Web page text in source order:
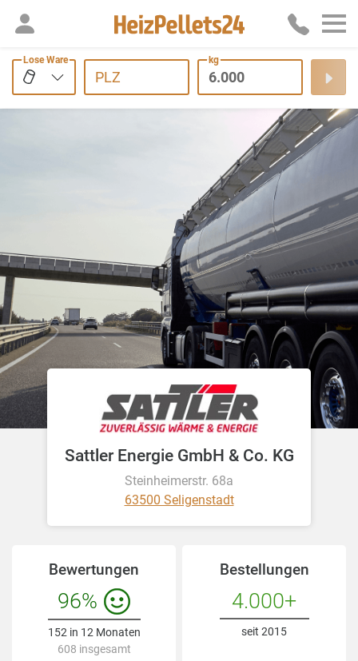
Lose Ware
PLZ
kg
Sattler Energie GmbH & Co. KG
Steinheimerstr. 68a
63500 Seligenstadt
Bewertungen
96%
152 in 12 Monaten
608 insgesamt
Bestellungen
4.000+
seit 2015